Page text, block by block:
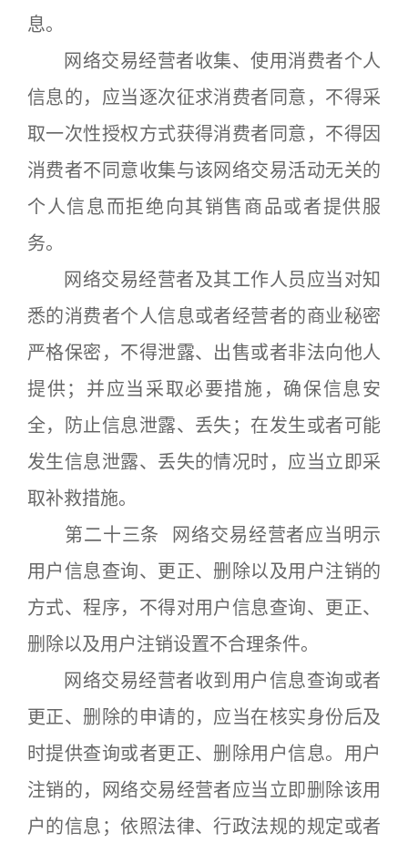
息。
网络交易经营者收集、使用消费者个人
信息的，应当逐次征求消费者同意，不得采
取一次性授权方式获得消费者同意，不得因
消费者不同意收集与该网络交易活动无关的
个人信息而拒绝向其销售商品或者提供服
务。
网络交易经营者及其工作人员应当对知
悉的消费者个人信息或者经营者的商业秘密
严格保密，不得泄露、出售或者非法向他人
提供；并应当采取必要措施，确保信息安
全，防止信息泄露、丢失；在发生或者可能
发生信息泄露、丢失的情况时，应当立即采
取补救措施。
第二十三条 网络交易经营者应当明示
用户信息查询、更正、删除以及用户注销的
方式、程序，不得对用户信息查询、更正、
删除以及用户注销设置不合理条件。
网络交易经营者收到用户信息查询或者
更正、删除的申请的，应当在核实身份后及
时提供查询或者更正、删除用户信息。用户
注销的，网络交易经营者应当立即删除该用
户的信息；依照法律、行政法规的规定或者